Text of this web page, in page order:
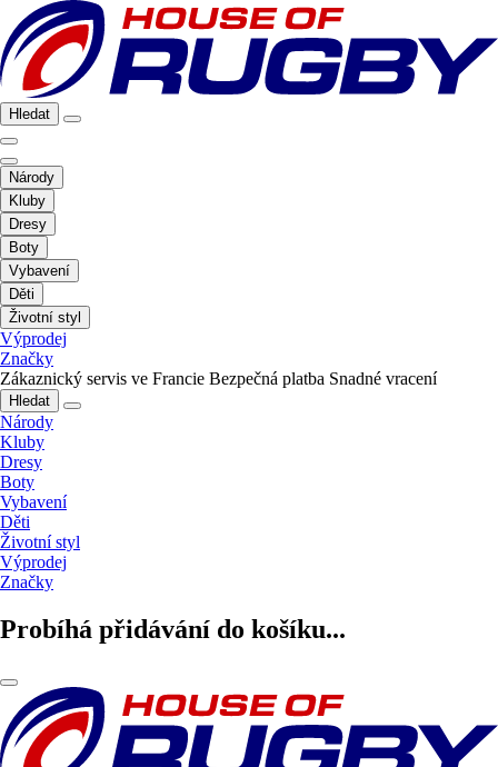
Hledat
Národy
Kluby
Dresy
Boty
Vybavení
Děti
Životní styl
Výprodej
Značky
Zákaznický servis ve Francie Bezpečná platba Snadné vracení
Hledat
Národy
Kluby
Dresy
Boty
Vybavení
Děti
Životní styl
Výprodej
Značky
Probíhá přidávání do košíku...